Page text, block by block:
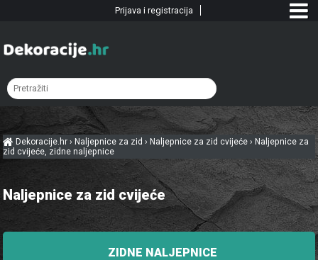
Dekoracije.hr› Naljepnice za zid › Naljepnice za zid cvijeće › Naljepnice za
zid cvijeće, zidne naljepnice
Naljepnice za zid cvijeće
ZIDNE NALJEPNICE
Prijava i registracija